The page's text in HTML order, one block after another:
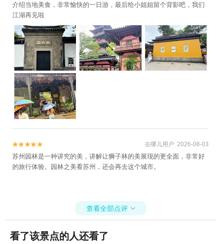
介绍当地美食，非常愉快的一日游，最后给小姐姐留个背影吧，我们
江湖再见啦

 去哪儿用户 2026-08-03
苏州园林是一种讲究的美，讲解让狮子林的美展现的更全面，非常好
的旅行体验。园林之美看苏州，还会再去这个城市。
查看全部点评 
看了该景点的人还看了